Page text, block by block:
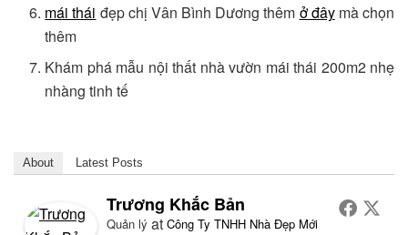
mái thái đẹp chị Vân Bình Dương thêm ở đâymà chọn
thêm
Khám phá mẫu nội thất nhà vườn mái thái 200m2 nhẹ
nhàng tinh tế
About Latest Posts
Trương Khắc Bản
Quản lý at Công Ty TNHH Nhà Đẹp Mới